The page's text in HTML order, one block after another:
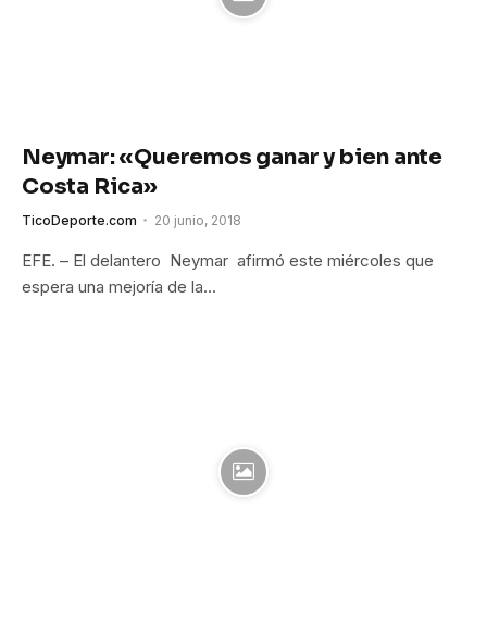
Neymar: «Queremos ganar y bien ante
Costa Rica»
TicoDeporte.com 20 junio, 2018
EFE. – El delantero Neymar afirmó este miércoles que
espera una mejoría de la…